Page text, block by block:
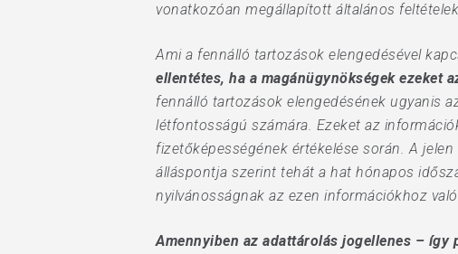
vonatkozóan megállapított általános
Ami a fennálló tartozások elengedésével
ellentétes, ha a magánügynökségek ezeket
fennálló tartozások elengedésének ugyanis
létfontosságú számára. Ezeket az
fizetőképességének értékelése során. A
álláspontja szerint tehát a hat hónapos
nyilvánosságnak az ezen információkhoz
Amennyiben az adattárolás jogellenes –